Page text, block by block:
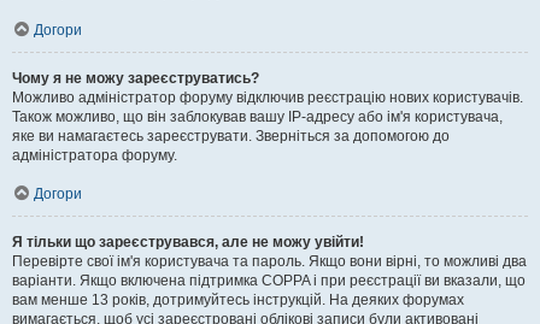
Догори
Чому я не можу зареєструватись?
Можливо адміністратор форуму відключив реєстрацію нових користувачів.
Також можливо, що він заблокував вашу IP-адресу або ім'я користувача,
яке ви намагаєтесь зареєструвати. Зверніться за допомогою до
адміністратора форуму.
Догори
Я тільки що зареєструвався, але не можу увійти!
Перевірте свої ім'я користувача та пароль. Якщо вони вірні, то можливі два
варіанти. Якщо включена підтримка COPPA і при реєстрації ви вказали, що
вам менше 13 років, дотримуйтесь інструкцій. На деяких форумах
вимагається, щоб усі зареєстровані облікові записи були активовані